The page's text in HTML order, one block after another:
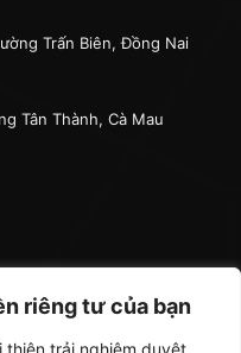
riêng tư của bạn
thiện trải nghiệm duyệt
Trấn Biên, Đồng Nai
Tân Thành, Cà Mau